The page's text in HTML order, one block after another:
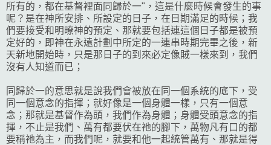
所有的，都在基督裡面同歸於一"，這是什麼時候會發生的事
呢？是在神所安排、所設定的日子，在日期滿足的時候；我
們要接受和明暸神的預定、那就要包括連這個日子都是被預
定好的，即神在永遠計劃中所定的一連串時期完畢之後，新
天新地開始時，只是那日子的到來必定像賊一樣來到，我們
沒有人知道而已；
同歸於一的意思就是說我們會被放在同一個系統的底下，受
同一個意念的指揮；就好像是一個身體一樣，只有一個意
念；那就是基督作為頭，我們作為身體；身體受頭意念的指
揮，不止是我們、萬有都要伏在祂的腳下，萬物凡有口的都
要稱祂為主，而我們呢，就要和他一起統管萬有、那就是得